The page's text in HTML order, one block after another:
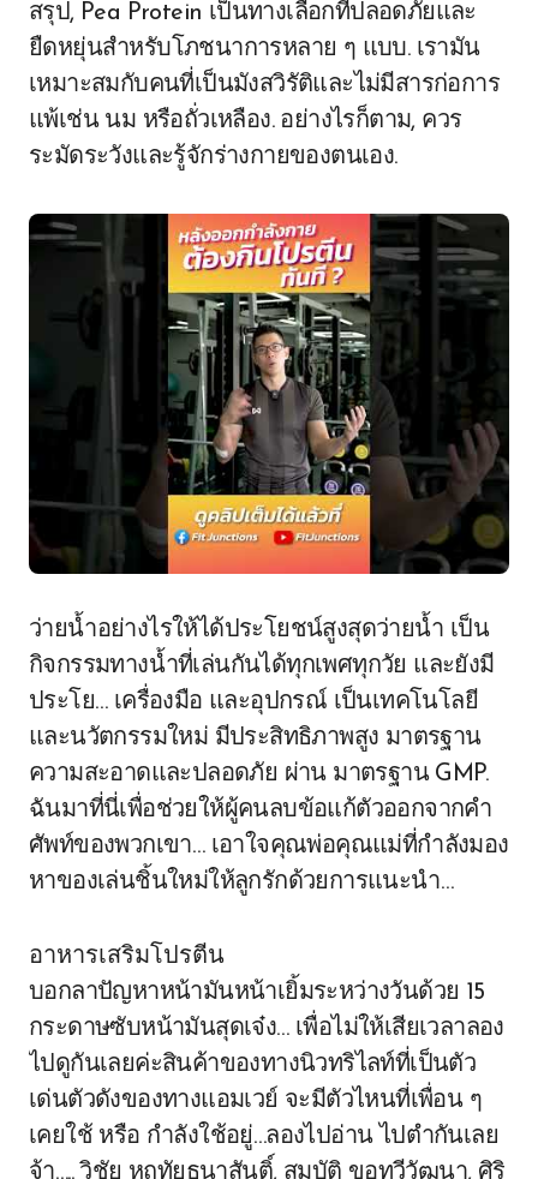
สรุป, Pea Protein เป็นทางเลือกที่ปลอดภัยและ
ยืดหยุ่นสำหรับโภชนาการหลาย ๆ แบบ. เรามัน
เหมาะสมกับคนที่เป็นมังสวิรัติและไม่มีสารก่อการ
แพ้เช่น นม หรือถั่วเหลือง. อย่างไรก็ตาม, ควร
ระมัดระวังและรู้จักร่างกายของตนเอง.
ว่ายน้ำอย่างไรให้ได้ประโยชน์สูงสุดว่ายน้ำ เป็น
กิจกรรมทางน้ำที่เล่นกันได้ทุกเพศทุกวัย และยังมี
ประโย… เครื่องมือ และอุปกรณ์ เป็นเทคโนโลยี
และนวัตกรรมใหม่ มีประสิทธิภาพสูง มาตรฐาน
ความสะอาดและปลอดภัย ผ่าน มาตรฐาน GMP.
ฉันมาที่นี่เพื่อช่วยให้ผู้คนลบข้อแก้ตัวออกจากคำ
ศัพท์ของพวกเขา… เอาใจคุณพ่อคุณแม่ที่กำลังมอง
หาของเล่นชิ้นใหม่ให้ลูกรักด้วยการแนะนำ…
อาหารเสริมโปรตีน
บอกลาปัญหาหน้ามันหน้าเยิ้มระหว่างวันด้วย 15
กระดาษซับหน้ามันสุดเจ๋ง… เพื่อไม่ให้เสียเวลาลอง
ไปดูกันเลยค่ะสินค้าของทางนิวทริไลท์ที่เป็นตัว
เด่นตัวดังของทางแอมเวย์ จะมีตัวไหนที่เพื่อน ๆ
เคยใช้ หรือ กำลังใช้อยู่…ลองไปอ่าน ไปตำกันเลย
จ้า….. วิชัย หฤทัยธนาสันติ์, สมบัติ ขอทวีวัฒนา, ศิริ